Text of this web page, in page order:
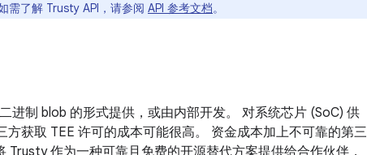
需了解 Trusty API，请参阅 API 参考文档。
进制 blob 的形式提供，或由内部开发。 对系统芯片 (SoC) 供
获取 TEE 许可的成本可能很高。 资金成本加上不可靠的第三
作为一种可靠且免费的开源替代方案提供给合作伙伴，